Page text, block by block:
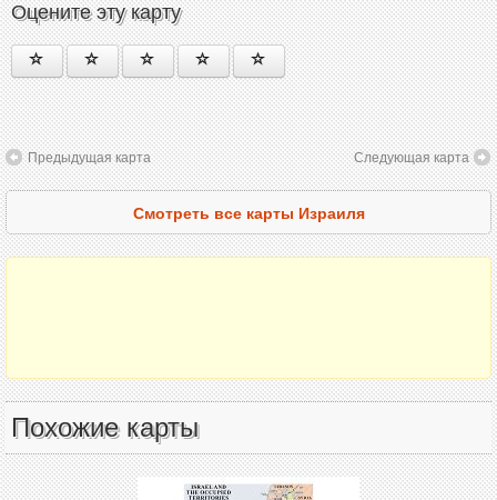
Оцените эту карту
Предыдущая карта Следующая карта
Смотреть все карты Израиля
Похожие карты